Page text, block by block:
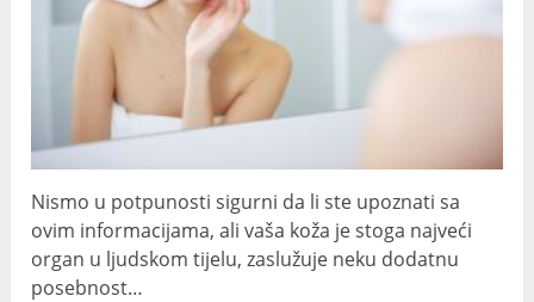
Nismo u potpunosti sigurni da li ste upoznati sa
ovim informacijama, ali vaša koža je stoga najveći
organ u ljudskom tijelu, zaslužuje neku dodatnu
posebnost…